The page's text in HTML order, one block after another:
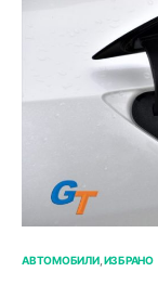
АВТОМОБИЛИ ИЗБРАНО